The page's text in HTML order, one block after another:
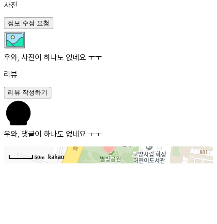
사진
정보 수정 요청
우와, 사진이 하나도 없네요 ㅜㅜ
리뷰
리뷰 작성하기
우와, 댓글이 하나도 없네요 ㅜㅜ
50m